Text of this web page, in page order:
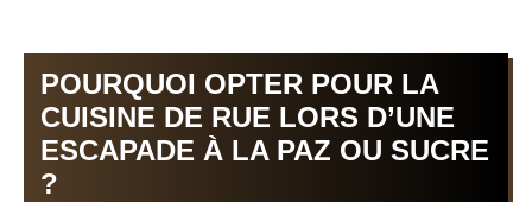
POURQUOI OPTER POUR LA
CUISINE DE RUE LORS D’UNE
ESCAPADE À LA PAZ OU SUCRE
?